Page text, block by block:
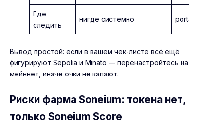
Где
следить
нигде системно
Вывод простой: если в вашем чек-листе всё ещё
фигурируют Sepolia и Minato — перенастройтесь на
мейннет, иначе очки не капают.
Риски фарма Soneium: токена нет,
только Soneium Score